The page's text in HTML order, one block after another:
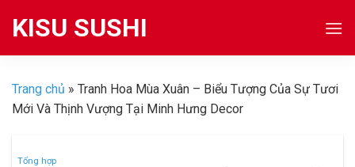
KISU SUSHI
Trang chủ » Tranh Hoa Mùa Xuân – Biểu Tượng Của Sự Tươi
Mới Và Thịnh Vượng Tại Minh Hưng Decor
Tổng hợp